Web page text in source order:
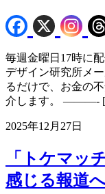
毎週金曜日17時に
デザイン研究所メ
るだけで、お金の
介します。 ———-
2025年12月27日
「トケマッ
感じる報道